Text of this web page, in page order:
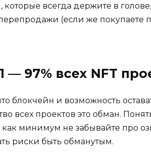
всегда держите в
(если же покупаете
— 97% всех NFT
блокчейн и возможность
всех проектов это обман.
как минимум не забывайте про
риски быть обманутым.